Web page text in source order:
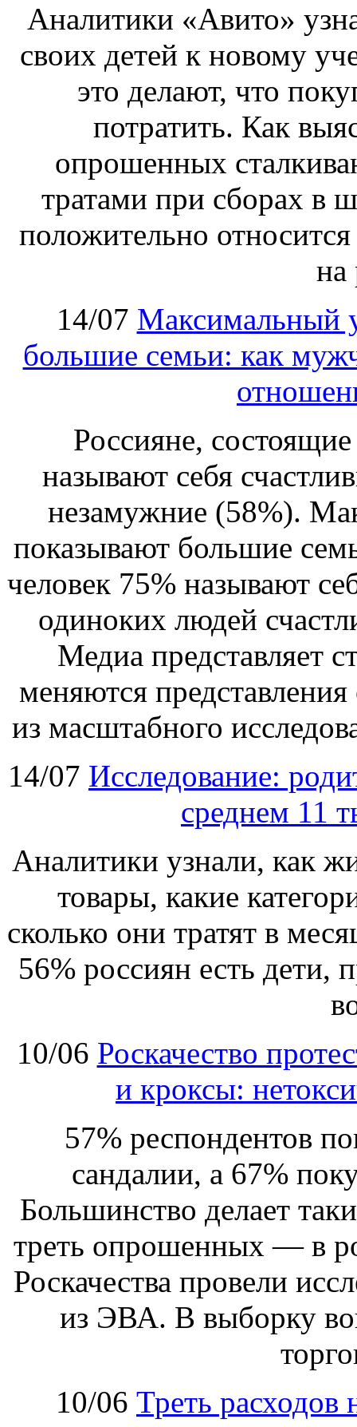
Аналитики «Авито»
своих детей к новому
это делают, что
потратить. Как
опрошенных
тратами при сборах в
положительно
на
14/07 Максимальный
большие семьи: как
Россияне,
называют себя
незамужние (58%).
показывают большие
человек 75% называют
одиноких людей
Медиа представляет
меняются
из масштабного
14/07 Исследование:
среднем 11
Аналитики узнали, как
товары, какие
сколько они тратят в
56% россиян есть дети,
10/06 Роскачество
и кроксы:
57% респондентов
сандалии, а 67%
Большинство делает
треть опрошенных — в
Роскачества провели
из ЭВА. В выборку
10/06 Треть расходов